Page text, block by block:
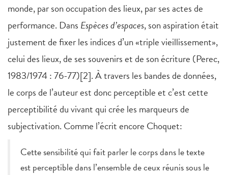
monde, par son occupation des lieux, par ses actes de
performance. Dans Espèces d’espaces, son aspiration était
justement de fixer les indices d’un «triple vieillissement»,
celui des lieux, de ses souvenirs et de son écriture (Perec,
1983/1974 : 76-77)[2]. À travers les bandes de données,
le corps de l’auteur est donc perceptible et c’est cette
perceptibilité du vivant qui crée les marqueurs de
subjectivation. Comme l’écrit encore Choquet:
Cette sensibilité qui fait parler le corps dans le texte
est perceptible dans l’ensemble de ceux réunis sous le